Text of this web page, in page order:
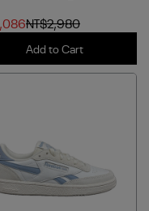
NT$2,980
Add to Cart